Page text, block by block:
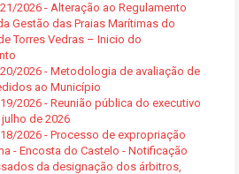
2026 - Alteração ao Regulamento
Gestão das Praias Marítimas do
Torres Vedras – Inicio do
2026 - Metodologia de avaliação de
ao Município
2026 - Reunião pública do executivo
de 2026
2026 - Processo de expropriação
- Encosta do Castelo - Notificação
da designação dos árbitros,